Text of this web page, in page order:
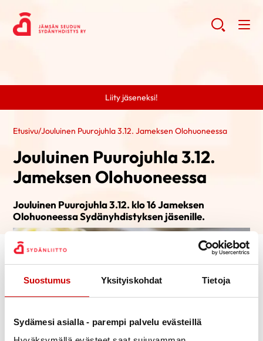
Suostumus Yksityiskohdat Tietoja
Sydämesi asialla - parempi palvelu evästeillä
Liity jäseneksi!
Etusivu/Jouluinen Puurojuhla 3.12. Jameksen Olohuoneessa
Jouluinen Puurojuhla 3.12.
Jameksen Olohuoneessa
Jouluinen Puurojuhla 3.12. klo 16 Jameksen
Olohuoneessa Sydänyhdistyksen jäsenille.